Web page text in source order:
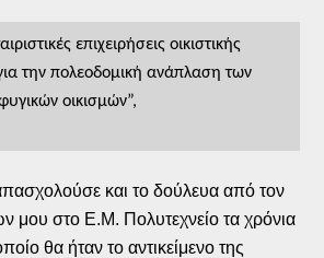
επιχειρήσεις οικιστικής
την πολεοδομική ανάπλαση των
οικισμών”,
και το δούλευα από τον
μου στο Ε.Μ. Πολυτεχνείο τα χρόνια
θα ήταν το αντικείμενο της